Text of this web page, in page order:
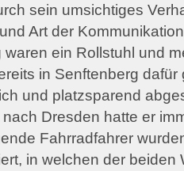
sein umsichtiges
Art der
ein Rollstuhl und
in Senftenberg dafür
und platzsparend
Dresden hatte er
Fahrradfahrer
in welchen der beiden